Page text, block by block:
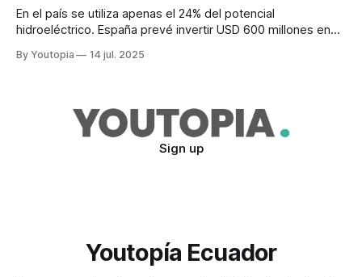
En el país se utiliza apenas el 24% del potencial
hidroeléctrico. España prevé invertir USD 600 millones en
By Youtopia 14 jul. 2025
Sign up
Youtopía Ecuador